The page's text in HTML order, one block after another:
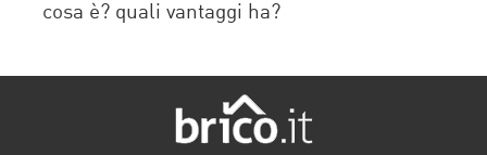
cosa è? quali vantaggi ha?